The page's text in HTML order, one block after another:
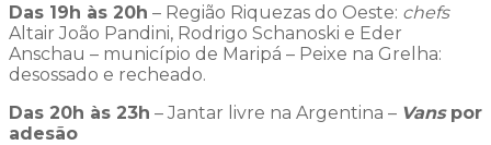
Das 19h às 20h – Região Riquezas do Oeste: chefs
Altair João Pandini, Rodrigo Schanoski e Eder
Anschau – município de Maripá – Peixe na Grelha:
desossado e recheado.
Das 20h às 23h – Jantar livre na Argentina – Vanspor
adesão